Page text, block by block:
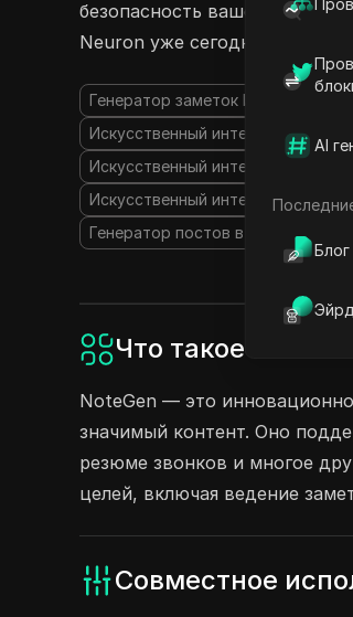
AI
Блог
безопасность вашей
Neuron уже сегодня и
Генератор заметок ИИ
Искусственный интеллект
Искусственный интеллект для
Искусственный интеллект для
Генератор постов в социальных
Что такое
NoteGen — это
значимый контент. Оно
резюме звонков и многое
целей, включая ведение
Совместное